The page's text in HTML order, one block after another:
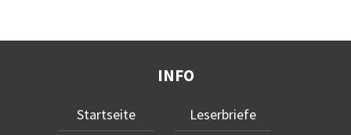
INFO
Startseite
Leserbriefe